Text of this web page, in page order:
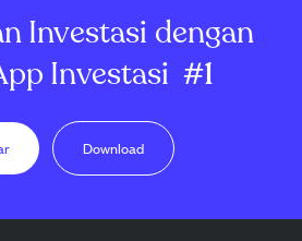
Investasi dengan
Investasi #1
Download